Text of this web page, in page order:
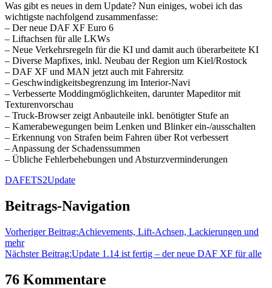
Was gibt es neues in dem Update? Nun einiges, wobei ich das
wichtigste nachfolgend zusammenfasse:
– Der neue DAF XF Euro 6
– Liftachsen für alle LKWs
– Neue Verkehrsregeln für die KI und damit auch überarbeitete KI
– Diverse Mapfixes, inkl. Neubau der Region um Kiel/Rostock
– DAF XF und MAN jetzt auch mit Fahrersitz
– Geschwindigkeitsbegrenzung im Interior-Navi
– Verbesserte Moddingmöglichkeiten, darunter Mapeditor mit
Texturenvorschau
– Truck-Browser zeigt Anbauteile inkl. benötigter Stufe an
– Kamerabewegungen beim Lenken und Blinker ein-/ausschalten
– Erkennung von Strafen beim Fahren über Rot verbessert
– Anpassung der Schadenssummen
– Übliche Fehlerbehebungen und Absturzverminderungen
DAFETS2Update
Beitrags-Navigation
Vorheriger Beitrag:Achievements, Lift-Achsen, Lackierungen und
mehr
Nächster Beitrag:Update 1.14 ist fertig – der neue DAF XF für alle
76 Kommentare